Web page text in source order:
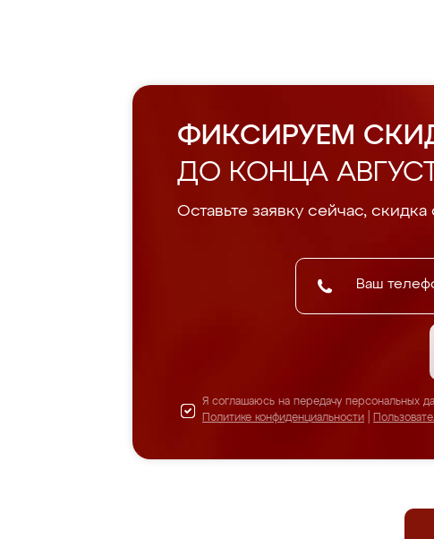
ФИКСИРУЕМ
ДО КОНЦА
Оставьте заявку сейчас, скидка
Я соглашаюсь на передачу персональных
Политике конфиденциальности